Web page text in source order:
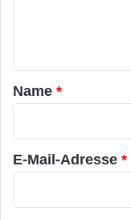
a
r
*
Name *
E-Mail-Adresse *